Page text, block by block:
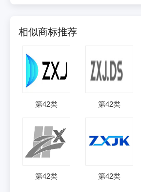
相似商标推荐
第42类 第42类
第42类 第42类